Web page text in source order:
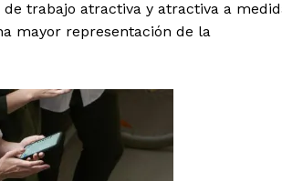
trabajo atractiva y atractiva a
mayor representación de la